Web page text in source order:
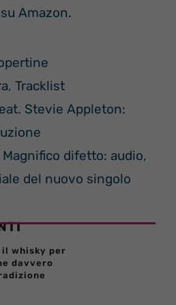
su Amazon.
,Tracklist
Stevie Appleton:
difetto: audio,
del nuovo singolo
il whisky per
davvero